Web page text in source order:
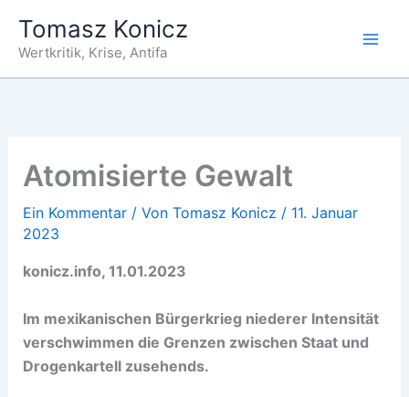
Inhalt
springen
Tomasz Konicz
Wertkritik, Krise, Antifa
Atomisierte Gewalt
Ein Kommentar / Von Tomasz Konicz / 11. Januar
2023
konicz.info, 11.01.2023
Im mexikanischen Bürgerkrieg niederer Intensität
verschwimmen die Grenzen zwischen Staat und
Drogenkartell zusehends.